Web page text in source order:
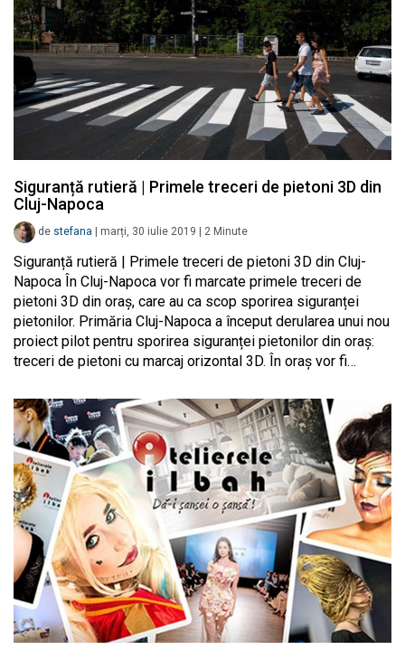
Siguranță rutieră | Primele treceri de pietoni 3D din
Cluj-Napoca
de stefana marți, 30 iulie 2019 2 Minute
Siguranță rutieră | Primele treceri de pietoni 3D din Cluj-
Napoca În Cluj-Napoca vor fi marcate primele treceri de
pietoni 3D din oraș, care au ca scop sporirea siguranței
pietonilor. Primăria Cluj-Napoca a început derularea unui nou
proiect pilot pentru sporirea siguranței pietonilor din oraș:
treceri de pietoni cu marcaj orizontal 3D. În oraș vor fi…